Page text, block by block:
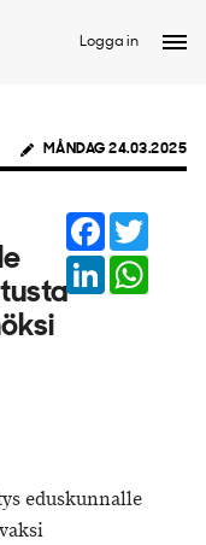
Logga in
MÅNDAG 24.03.2025
Facebook
LinkedIn
eduskunnalle